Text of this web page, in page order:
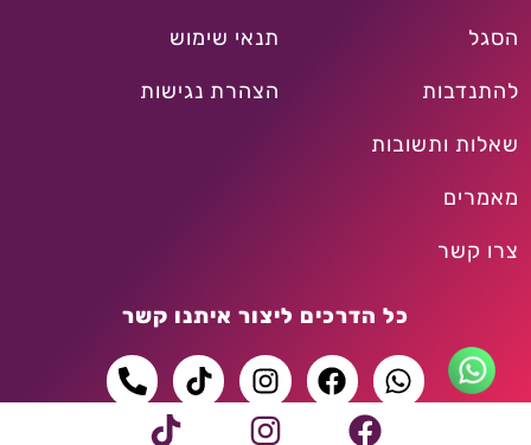
הסגל
להתנדבות
שאלות ותשובות
מאמרים
צרו קשר
תנאי שימוש
הצהרת נגישות
כל הדרכים ליצור איתנו קשר